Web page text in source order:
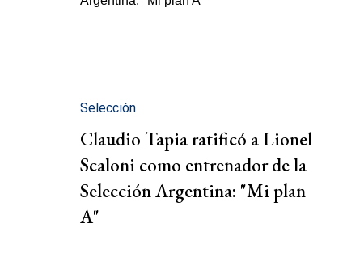
Selección
Claudio Tapia ratificó a Lionel
Scaloni como entrenador de la
Selección Argentina: "Mi plan
A"